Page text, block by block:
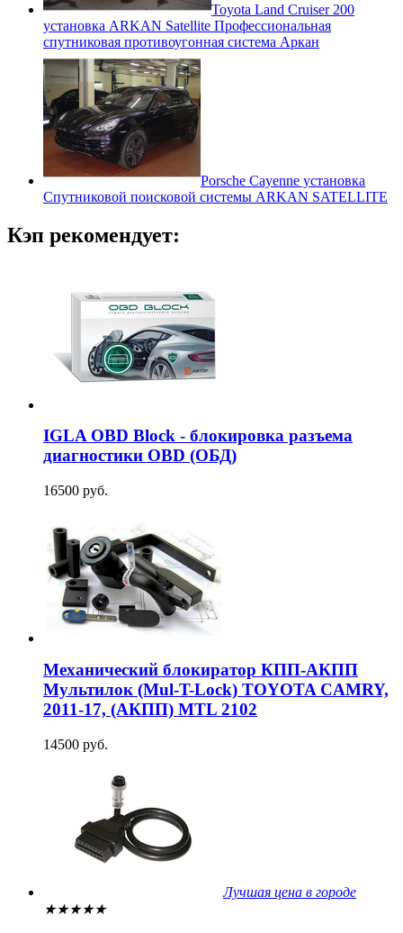
Toyota Land Cruiser 200
установка ARKAN Satellite Профессиональная
спутниковая противоугонная система Аркан
Porsche Cayenne установка
Спутниковой поисковой системы ARKAN SATELLITE
Кэп рекомендует:
IGLA OBD Block - блокировка разъема
диагностики OBD (ОБД)
16500 руб.
Механический блокиратор КПП-АКПП
Мультилок (Mul-T-Lock) TOYOTA CAMRY,
2011-17, (АКПП) MTL 2102
14500 руб.
Лучшая цена в городе
★★★★★